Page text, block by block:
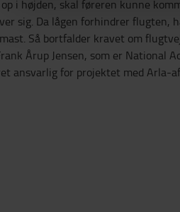
i højden, skal føreren kunne
sig. Da lågen forhindrer flugten,
Så bortfalder kravet om
Årup Jensen, som er National
ansvarlig for projektet med Arla-